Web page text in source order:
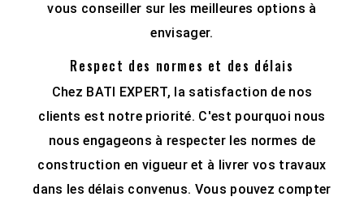
vous conseiller sur les meilleures options à
envisager.
Respect des normes et des délais
Chez BATI EXPERT, la satisfaction de nos
clients est notre priorité. C'est pourquoi nous
nous engageons à respecter les normes de
construction en vigueur et à livrer vos travaux
dans les délais convenus. Vous pouvez compter